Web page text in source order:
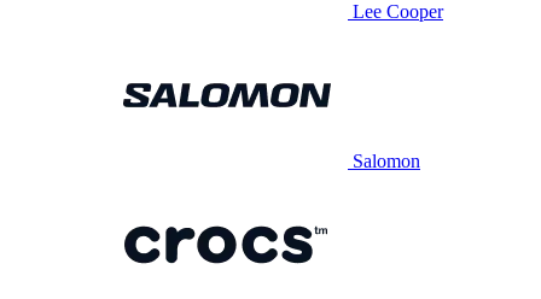
Lee Cooper
Salomon